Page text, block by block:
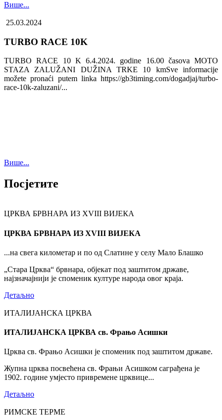
Више...
25.03.2024
TURBO RACE 10K
TURBO RACE 10 K 6.4.2024. godine 16.00 časova MOTO
STAZA ZALUŽANI DUŽINA TRKE 10 kmSve informacije
možete pronaći putem linka https://gb3timing.com/dogadjaj/turbo-
race-10k-zaluzani/...
Више...
Посјетите
ЦРКВА БРВНАРА ИЗ XVIII ВИЈЕКА
ЦРКВА БРВНАРА ИЗ XVIII ВИЈЕКА
...на свега километар и по од Слатине у селу Мало Блашко
„Стара Црква“ брвнара, објекат под заштитом државе,
најзначајнији је споменик културе народа овог краја.
Детаљно
ИТАЛИЈАНСКА ЦРКВА
ИТАЛИЈАНСКА ЦРКВА св. Фрањо Асишки
Црква св. Фрањо Асишки је споменик под заштитом државе.
Жупна црква посвећена св. Фрањи Асишком саграђена је
1902. године умјесто привремене црквице...
Детаљно
РИМСКЕ ТЕРМЕ